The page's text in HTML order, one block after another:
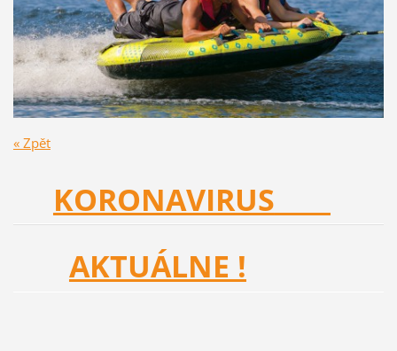
« Zpět
KORONAVIRUS
AKTUÁLNE !